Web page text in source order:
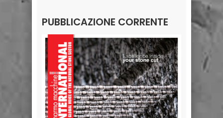
PUBBLICAZIONE CORRENTE